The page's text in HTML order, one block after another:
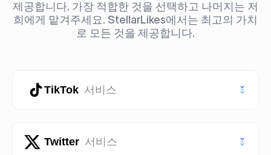
제공합니다. 가장 적합한 것을 선택하고 나머지는 저
희에게 맡겨주세요. StellarLikes에서는 최고의 가치
로 모든 것을 제공합니다.
TikTok 서비스
틱톡 좋아요
Twitter 서비스